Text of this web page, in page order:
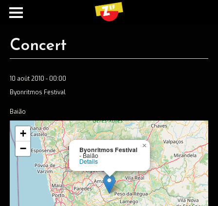
Ecouter
Spotify
Apple music
Concerts
Concert
10 août 2010 - 00:00
Byonritmos Festival
Baião
Byonritmos Festival
- Baião
Details
×
+
−